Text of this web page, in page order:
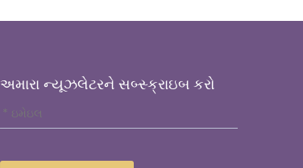
અમારા ન્યૂઝલેટરને સબ્સ્ક્રાઇબ કરો